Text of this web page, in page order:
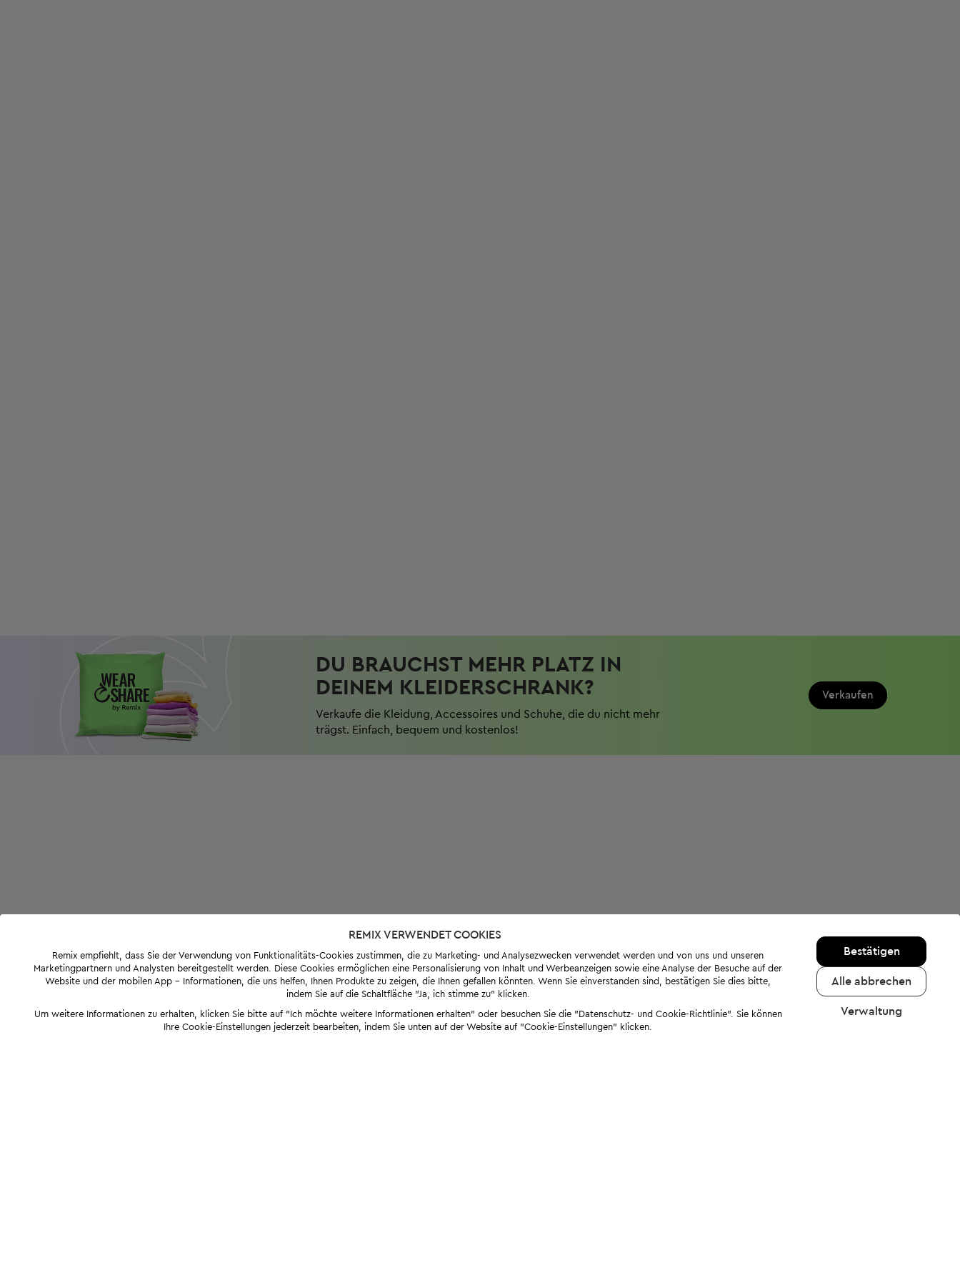
DU BRAUCHST MEHR PLATZ IN
DEINEM KLEIDERSCHRANK?
Verkaufe die Kleidung, Accessoires und Schuhe, die du nicht mehr
trägst. Einfach, bequem und kostenlos!
Verkaufen
REMIX VERWENDET COOKIES
Remix empfiehlt, dass Sie der Verwendung von Funktionalitäts-Cookies zustimmen, die zu Marketing- und Analysezwecken verwendet werden und von uns und unseren
Marketingpartnern und Analysten bereitgestellt werden. Diese Cookies ermöglichen eine Personalisierung von Inhalt und Werbeanzeigen sowie eine Analyse der Besuche auf der
Website und der mobilen App - Informationen, die uns helfen, Ihnen Produkte zu zeigen, die Ihnen gefallen könnten. Wenn Sie einverstanden sind, bestätigen Sie dies bitte,
indem Sie auf die Schaltfläche "Ja, ich stimme zu" klicken.
Um weitere Informationen zu erhalten, klicken Sie bitte auf "Ich möchte weitere Informationen erhalten" oder besuchen Sie die "Datenschutz- und Cookie-Richtlinie". Sie können
Ihre Cookie-Einstellungen jederzeit bearbeiten, indem Sie unten auf der Website auf "Cookie-Einstellungen" klicken.
Bestätigen
Alle abbrechen
Verwaltung